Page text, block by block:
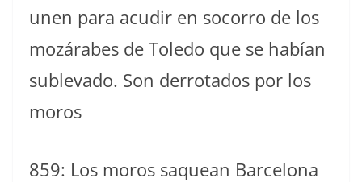
unen para acudir en socorro de los
mozárabes de Toledo que se habían
sublevado. Son derrotados por los
moros
859: Los moros saquean Barcelona